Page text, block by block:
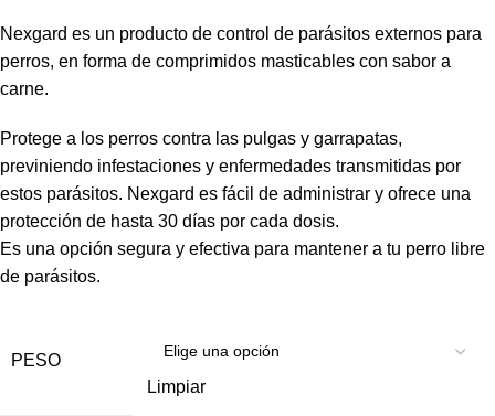
Nexgard es un producto de control de parásitos externos para
perros, en forma de comprimidos masticables con sabor a
carne.
Protege a los perros contra las pulgas y garrapatas,
previniendo infestaciones y enfermedades transmitidas por
estos parásitos. Nexgard es fácil de administrar y ofrece una
protección de hasta 30 días por cada dosis.
Es una opción segura y efectiva para mantener a tu perro libre
de parásitos.
PESO
Limpiar